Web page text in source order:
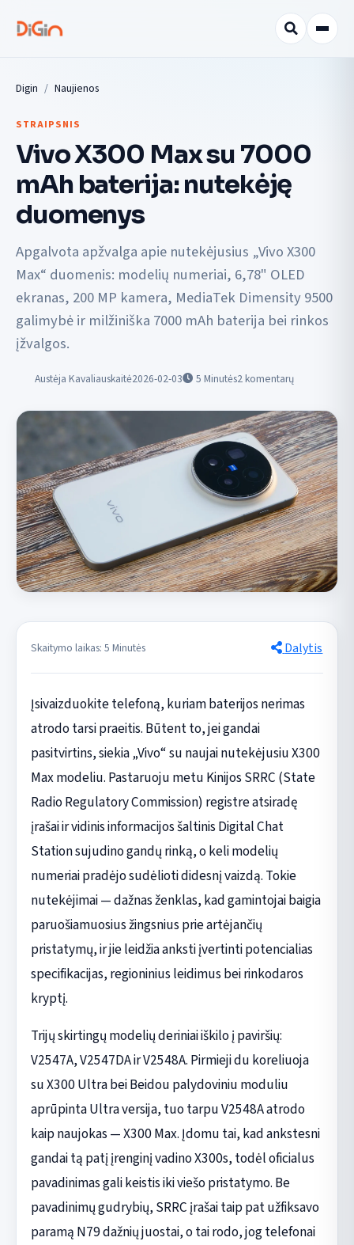
Digin Naujienos
STRAIPSNIS
Vivo X300 Max su 7000
mAh baterija: nutekėję
duomenys
Apgalvota apžvalga apie nutekėjusius „Vivo X300
Max“ duomenis: modelių numeriai, 6,78" OLED
ekranas, 200 MP kamera, MediaTek Dimensity 9500
galimybė ir milžiniška 7000 mAh baterija bei rinkos
įžvalgos.
Austėja Kavaliauskaitė2026-02-03 5 Minutės2 komentarų
Skaitymo laikas: 5 Minutės Dalytis
Įsivaizduokite telefoną, kuriam baterijos nerimas
atrodo tarsi praeitis. Būtent to, jei gandai
pasitvirtins, siekia „Vivo“ su naujai nutekėjusiu X300
Max modeliu. Pastaruoju metu Kinijos SRRC (State
Radio Regulatory Commission) registre atsiradę
įrašai ir vidinis informacijos šaltinis Digital Chat
Station sujudino gandų rinką, o keli modelių
numeriai pradėjo sudėlioti didesnį vaizdą. Tokie
nutekėjimai — dažnas ženklas, kad gamintojai baigia
paruošiamuosius žingsnius prie artėjančių
pristatymų, ir jie leidžia anksti įvertinti potencialias
specifikacijas, regioninius leidimus bei rinkodaros
kryptį.
Trijų skirtingų modelių deriniai iškilo į paviršių:
V2547A, V2547DA ir V2548A. Pirmieji du koreliuoja
su X300 Ultra bei Beidou palydoviniu moduliu
aprūpinta Ultra versija, tuo tarpu V2548A atrodo
kaip naujokas — X300 Max. Įdomu tai, kad ankstesni
gandai tą patį įrenginį vadino X300s, todėl oficialus
pavadinimas gali keistis iki viešo pristatymo. Be
pavadinimų gudrybių, SRRC įrašai taip pat užfiksavo
paramą N79 dažnių juostai, o tai rodo, jog telefonai